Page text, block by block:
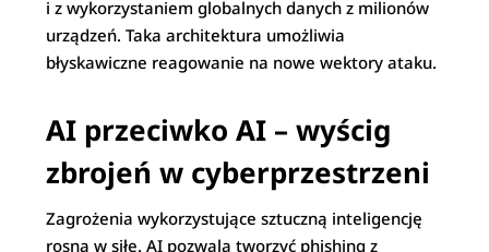
i z wykorzystaniem globalnych danych z milionów
urządzeń. Taka architektura umożliwia
błyskawiczne reagowanie na nowe wektory ataku.
AI przeciwko AI – wyścig
zbrojeń w cyberprzestrzeni
Zagrożenia wykorzystujące sztuczną inteligencję
rosną w siłę. AI pozwala tworzyć phishing z